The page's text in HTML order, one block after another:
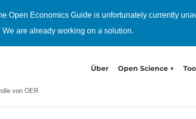
Open Economics Guide is unfortunately currently
We are already working on a solution.
Über Open Science
von OER